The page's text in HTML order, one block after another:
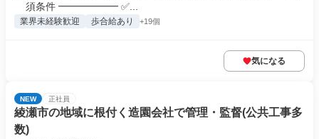
須条件 ━━━━━━ ✅...
業界未経験歓迎 歩合給あり +19個
気になる
NEW 正社員
綾瀬市の地域に根付く造園会社で管理・監督(公共工事多
数)